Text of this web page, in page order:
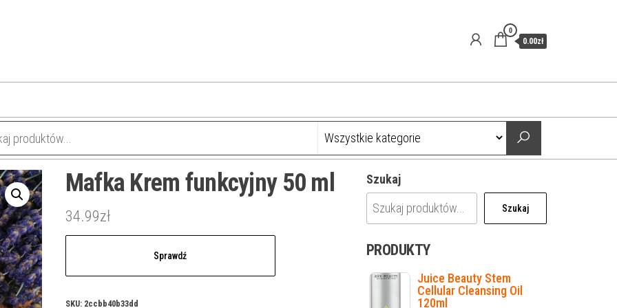
0
0.00zł
Mafka Krem funkcyjny 50 ml
34.99zł
Sprawdź
SKU: 2ccbb40b33dd
Szukaj
Szukaj
PRODUKTY
Juice Beauty Stem
Cellular Cleansing Oil
120ml